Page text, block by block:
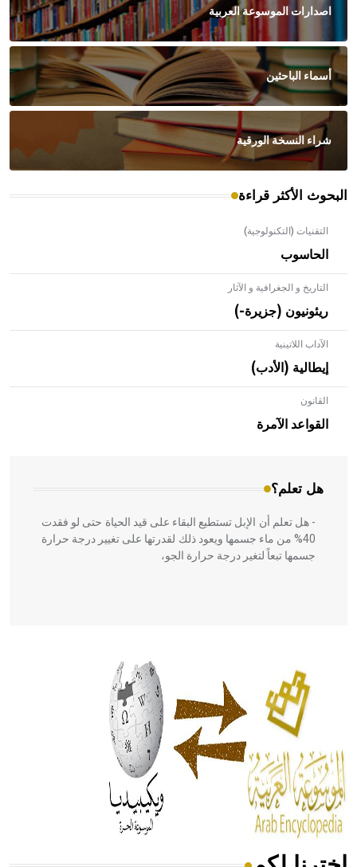
اصدارات الموسوعة العربية
أسماء الباحثين
شراء النسخة الورقية
البحوث الأكثر قراءة
التقنيات (التكنولوجية)
الحاسوب
التاريخ و الجغرافية و الآثار
ريئونيون (جزيرة-)
الآداب اللاتينية
إيطالية (الأدب)
القانون
القواعد الآمرة
هل تعلم؟
- هل تعلم أن الأبلق نوع من الفنون الهندسية التي ارتبطت
بالعمارة الإسلامية في بلاد الشام ومصر خاصة، حيث يحرص
المعمار على بناء مداميكه وخاصة في الواجهات
- هل تعلم أن الإبل تستطيع البقاء على قيد الحياة حتى لو فقدت
40% من ماء جسمها ويعود ذلك لقدرتها على تغيير درجة حرارة
جسمها تبعاً لتغير درجة حرارة الجو،
الحكم، الأدلة، تنظيم التغذية، ورسالته في جروح الرأس. ويعود
له الفضل بأنه حرر الطب من الدين والفلسفة.
- هل تعلم أن المرجان إفراز حيواني يتكون في البحر ويتركب
من مادة كربونات الكلسيوم، وهو أحمر أو شديد الحمرة وهو
أجود أنواعه، ويمتاز بكبر الحجم ويسمى الش